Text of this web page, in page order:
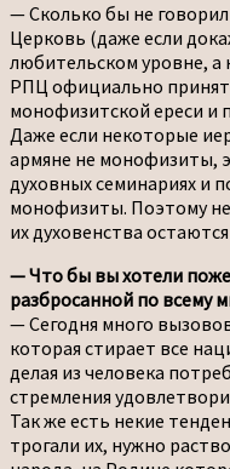
— Сколько бы не
Церковь (даже если
любительском уровне,
РПЦ официально
монофизитской ереси и
Даже если некоторые
армяне не монофизиты,
духовных семинариях и
монофизиты. Поэтому
их духовенства
— Что бы вы хотели
разбросанной по всему
— Сегодня много
которая стирает все
делая из человека
стремления
Так же есть некие
трогали их, нужно